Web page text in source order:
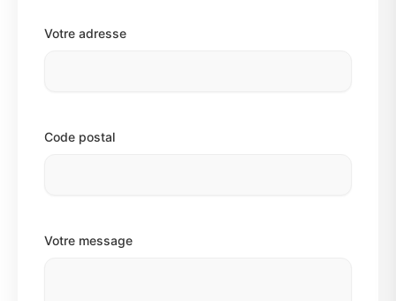
Votre adresse
Code postal
Votre message